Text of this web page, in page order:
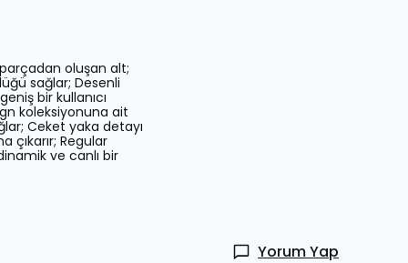
oluşan alt;
sağlar; Desenli
bir kullanıcı
koleksiyonuna ait
Ceket yaka detayı
çıkarır; Regular
ve canlı bir
Yorum Yap